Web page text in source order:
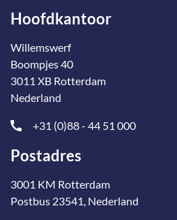
Hoofdkantoor
Willemswerf
Boompjes 40
3011 XB Rotterdam
Nederland
+31 (0)88 - 44 51 000
Postadres
3001 KM Rotterdam
Postbus 23541, Nederland